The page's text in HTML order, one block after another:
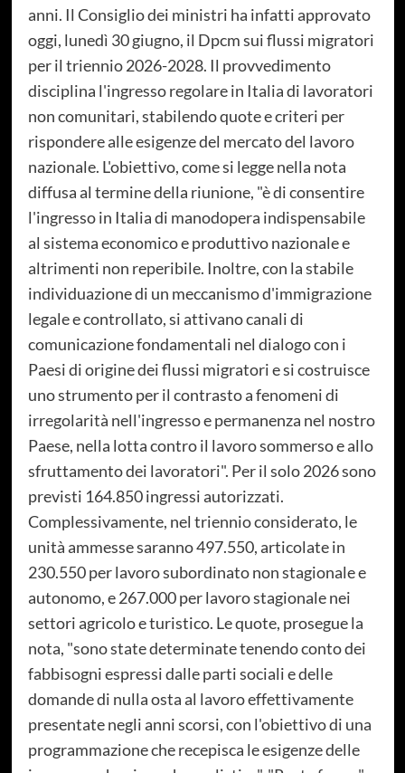
anni. Il Consiglio dei ministri ha infatti approvato
oggi, lunedì 30 giugno, il Dpcm sui flussi migratori
per il triennio 2026-2028. Il provvedimento
disciplina l'ingresso regolare in Italia di lavoratori
non comunitari, stabilendo quote e criteri per
rispondere alle esigenze del mercato del lavoro
nazionale. L'obiettivo, come si legge nella nota
diffusa al termine della riunione, "è di consentire
l'ingresso in Italia di manodopera indispensabile
al sistema economico e produttivo nazionale e
altrimenti non reperibile. Inoltre, con la stabile
individuazione di un meccanismo d'immigrazione
legale e controllato, si attivano canali di
comunicazione fondamentali nel dialogo con i
Paesi di origine dei flussi migratori e si costruisce
uno strumento per il contrasto a fenomeni di
irregolarità nell'ingresso e permanenza nel nostro
Paese, nella lotta contro il lavoro sommerso e allo
sfruttamento dei lavoratori". Per il solo 2026 sono
previsti 164.850 ingressi autorizzati.
Complessivamente, nel triennio considerato, le
unità ammesse saranno 497.550, articolate in
230.550 per lavoro subordinato non stagionale e
autonomo, e 267.000 per lavoro stagionale nei
settori agricolo e turistico. Le quote, prosegue la
nota, "sono state determinate tenendo conto dei
fabbisogni espressi dalle parti sociali e delle
domande di nulla osta al lavoro effettivamente
presentate negli anni scorsi, con l'obiettivo di una
programmazione che recepisca le esigenze delle